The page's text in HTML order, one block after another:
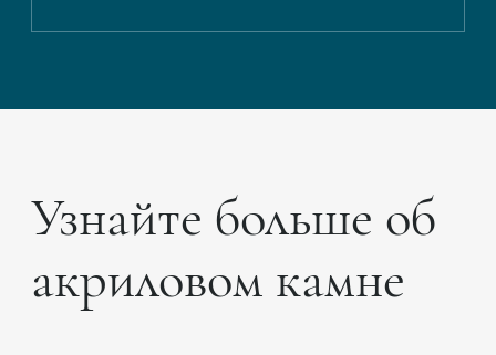
Узнайте больше об
акриловом камне